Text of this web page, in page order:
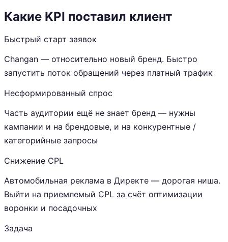
Какие KPI поставил клиент
Быстрый старт заявок
Changan — относительно новый бренд. Быстро
запустить поток обращений через платный трафик
Несформированный спрос
Часть аудитории ещё не знает бренд — нужны
кампании и на брендовые, и на конкурентные /
категорийные запросы
Снижение CPL
Автомобильная реклама в Директе — дорогая ниша.
Выйти на приемлемый CPL за счёт оптимизации
воронки и посадочных
Задача